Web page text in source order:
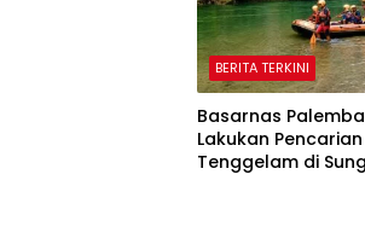
BERITA TERKINI
Basarnas
Lakukan
Tenggelam di